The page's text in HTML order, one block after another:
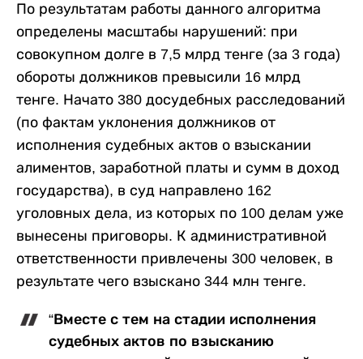
По результатам работы данного алгоритма
определены масштабы нарушений: при
совокупном долге в 7,5 млрд тенге (за 3 года)
обороты должников превысили 16 млрд
тенге. Начато 380 досудебных расследований
(по фактам уклонения должников от
исполнения судебных актов о взыскании
алиментов, заработной платы и сумм в доход
государства), в суд направлено 162
уголовных дела, из которых по 100 делам уже
вынесены приговоры. К административной
ответственности привлечены 300 человек, в
результате чего взыскано 344 млн тенге.
“Вместе с тем на стадии исполнения
судебных актов по взысканию